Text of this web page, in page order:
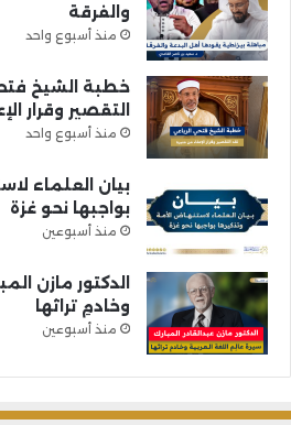
والفرقة
منذ أسبوع واحد
خطبة الشيخ
التقصير وقرار
منذ أسبوع واحد
بيان العلماء
بواجبها نحو غزة
منذ أسبوعين
الدكتور مازن
وخادمِ تراثها
منذ أسبوعين